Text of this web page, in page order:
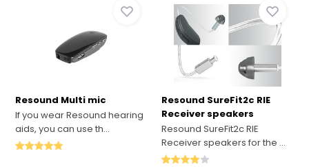
Resound Multi mic
If you wear Resound hearing
aids, you can use th...
Resound SureFit2c RIE
Receiver speakers
Resound SureFit2c RIE
Receiver speakers for the ...